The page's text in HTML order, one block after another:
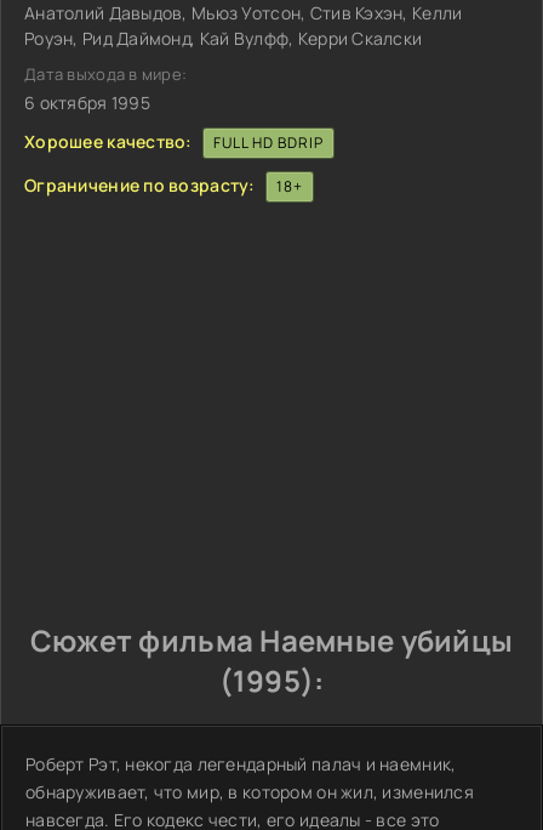
Анатолий Давыдов, Мьюз Уотсон, Стив Кэхэн, Келли
Роуэн, Рид Даймонд, Кай Вулфф, Керри Скалски
Дата выхода в мире:
6 октября 1995
Хорошее качество:
FULL HD BDRIP
Ограничение по возрасту: 18+
Сюжет фильма Наемные убийцы
(1995):
Роберт Рэт, некогда легендарный палач и наемник,
обнаруживает, что мир, в котором он жил, изменился
навсегда. Его кодекс чести, его идеалы - все это